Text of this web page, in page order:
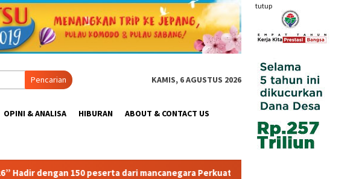
tutup
Pencarian KAMIS, 6 AGUSTUS 2026
OPINI & ANALISA HIBURAN ABOUT & CONTACT US
peserta dari mancanegara Perkuat Industri Taman Rekreasi dan Ekosistem